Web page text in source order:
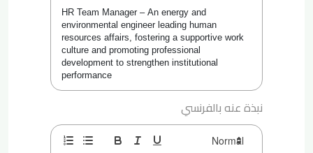
HR Team Manager – An energy and
environmental engineer leading human
resources affairs, fostering a supportive work
culture and promoting professional
development to strengthen institutional
performance
نبذة عنه بالفرنسي